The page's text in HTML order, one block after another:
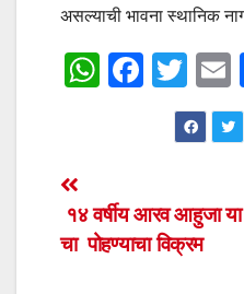
असल्याची भावना स्थानिक
W
A
p
F
b
o
T
wi
tt
Post
navigation
१४ वर्षीय आरव आहुजा या
चा पोहण्याचा विक्रम